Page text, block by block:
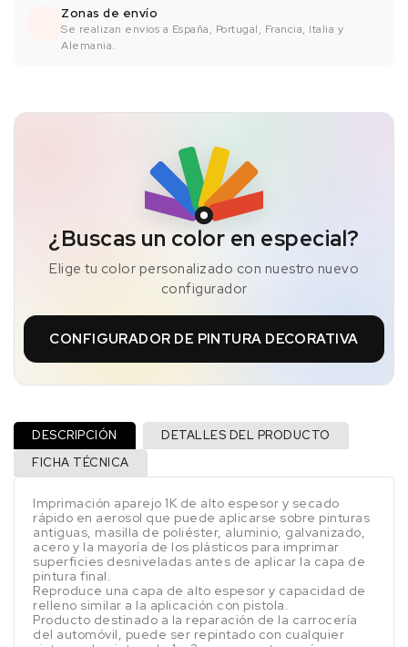
Zonas de envío
Se realizan envíos a España, Portugal, Francia, Italia y
Alemania.
¿Buscas un color en especial?
Elige tu color personalizado con nuestro nuevo
configurador
CONFIGURADOR DE PINTURA DECORATIVA
DESCRIPCIÓN
DETALLES DEL PRODUCTO
FICHA TÉCNICA
Imprimación aparejo 1K de alto espesor y secado
rápido en aerosol que puede aplicarse sobre pinturas
antiguas, masilla de poliéster, aluminio, galvanizado,
acero y la mayoría de los plásticos para imprimar
superficies desniveladas antes de aplicar la capa de
pintura final.
Reproduce una capa de alto espesor y capacidad de
relleno similar a la aplicación con pistola.
Producto destinado a la reparación de la carrocería
del automóvil, puede ser repintado con cualquier